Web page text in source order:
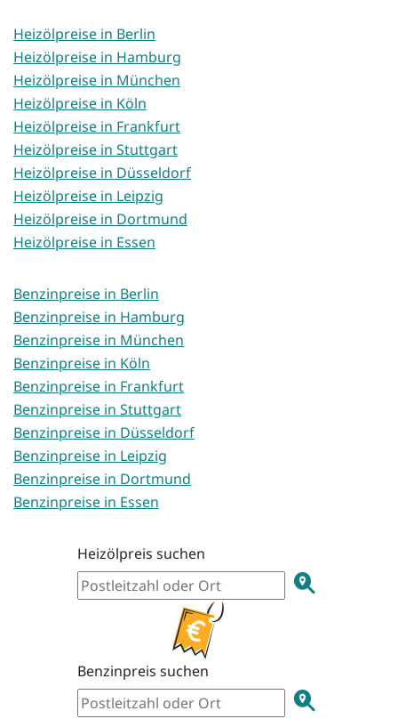
Heizölpreise in Berlin
Heizölpreise in Hamburg
Heizölpreise in München
Heizölpreise in Köln
Heizölpreise in Frankfurt
Heizölpreise in Stuttgart
Heizölpreise in Düsseldorf
Heizölpreise in Leipzig
Heizölpreise in Dortmund
Heizölpreise in Essen
Benzinpreise in Berlin
Benzinpreise in Hamburg
Benzinpreise in München
Benzinpreise in Köln
Benzinpreise in Frankfurt
Benzinpreise in Stuttgart
Benzinpreise in Düsseldorf
Benzinpreise in Leipzig
Benzinpreise in Dortmund
Benzinpreise in Essen
Heizölpreis suchen
Benzinpreis suchen